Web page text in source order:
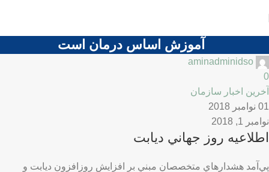
آموزش اساس درمان است
aminadminidso
0
آخرین اخبار سازمان
01 نوامبر 2018
نوامبر 1, 2018
اطلاعيه روز جهاني ديابت
پي‌آمد هشدارهاي متخصصان مبني بر افزايش روزافزون ديابت و